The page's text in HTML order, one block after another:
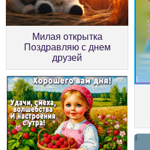
Милая открытка
Поздравляю с днем
друзей